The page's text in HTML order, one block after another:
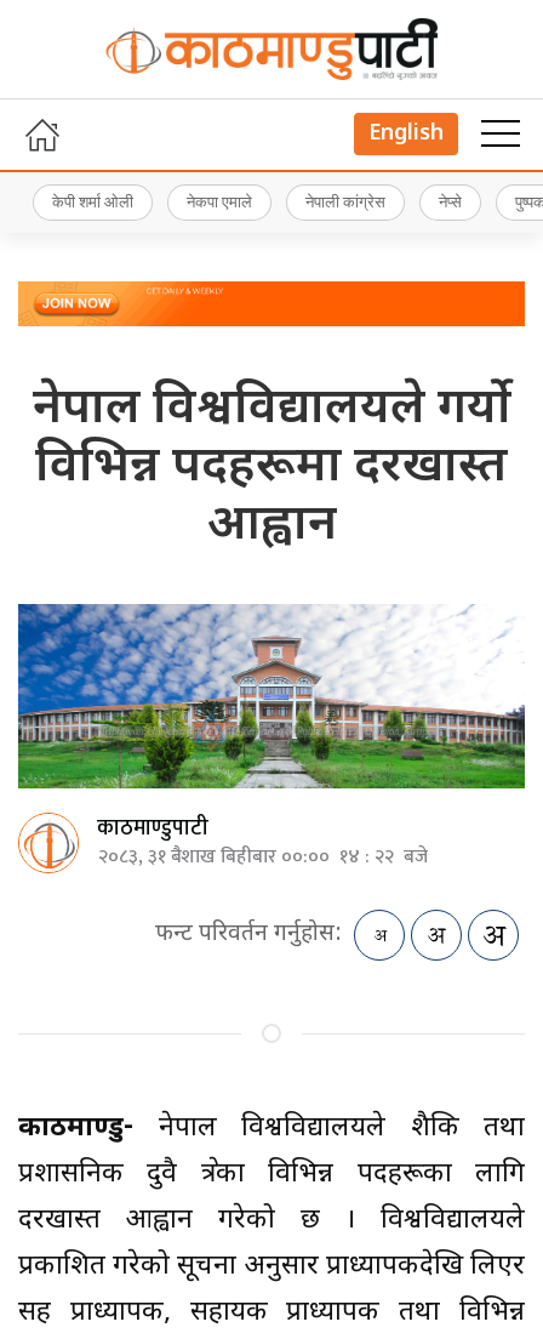
English
केपी शर्मा ओली नेकपा एमाले नेपाली कांग्रेस नेप्से
नेपाल विश्वविद्यालयले गर्याे
विभिन्न पदहरूमा दरखास्त
आह्वान
काठमाण्डुपाटी
२०८३, ३१ बैशाख बिहीबार ००:०० १४ : २२ बजे
फन्ट परिवर्तन गर्नुहोस:
काठमाण्डु- नेपाल विश्वविद्यालयले शैक्षिक तथा
प्रशासनिक दुवै क्षेत्रका विभिन्न पदहरूका लागि
दरखास्त आह्वान गरेको छ । विश्वविद्यालयले
प्रकाशित गरेको सूचना अनुसार प्राध्यापकदेखि लिएर
सह प्राध्यापक, सहायक प्राध्यापक तथा विभिन्न